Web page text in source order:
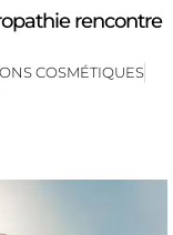
rencontre
COSMÉTIQUES